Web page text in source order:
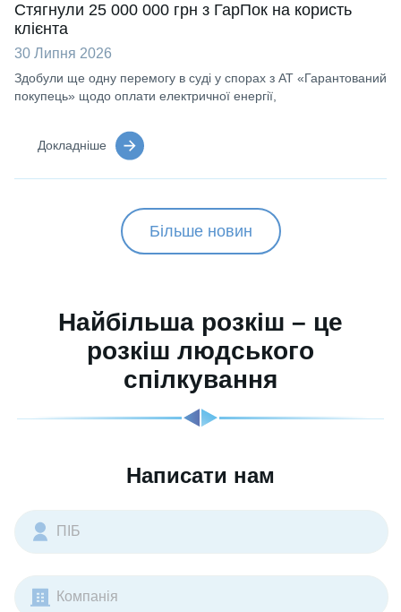
Стягнули 25 000 000 грн з ГарПок на користь
клієнта
30 Липня 2026
Здобули ще одну перемогу в суді у спорах з АТ «Гарантований
покупець» щодо оплати електричної енергії,
Докладніше
Більше новин
Найбільша розкіш – це
розкіш людського
спілкування
Написати нам